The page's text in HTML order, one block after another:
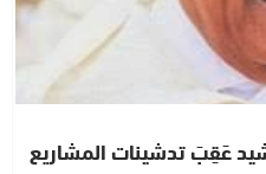
عَقِبَ تدشينات المشاريع